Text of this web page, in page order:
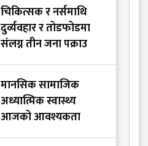
चिकित्सक र नर्समाथि
दुर्व्यवहार र तोडफोडमा
संलग्न तीन जना पक्राउ
मानसिक सामाजिक
अध्यात्मिक स्वास्थ्य
आजको आवश्यकता